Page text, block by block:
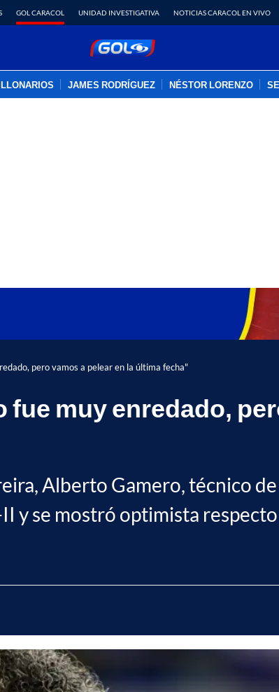
GOL CARACOL UNIDAD INVESTIGATIVA NOTICIAS CARACOL EN VIVO
JAMES RODRÍGUEZ NÉSTOR LORENZO
pero vamos a pelear en la última fecha"
muy enredado,
Alberto Gamero, técnico
y se mostró optimista